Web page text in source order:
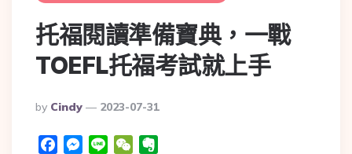
托福閱讀準備寶典，一戰
TOEFL托福考試就上手
By Cindy 2023-07-31
FacebookMessenger
Line WeChat